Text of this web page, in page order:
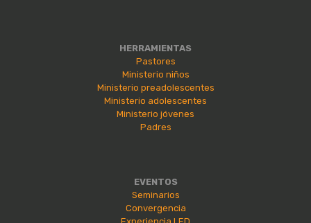
HERRAMIENTAS
Pastores
Ministerio niños
Ministerio preadolescentes
Ministerio adolescentes
Ministerio jóvenes
Padres
EVENTOS
Seminarios
Convergencia